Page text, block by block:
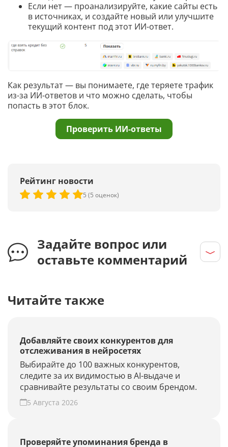
Если нет — проанализируйте, какие сайты есть
в источниках, и создайте новый или улучшите
текущий контент под этот ИИ-ответ.
Как результат — вы понимаете, где теряете трафик
из-за ИИ-ответов и что можно сделать, чтобы
попасть в этот блок.
Проверить ИИ-ответы
Рейтинг новости
5 (5 оценок)
Задайте вопрос или
оставьте комментарий
Читайте также
Добавляйте своих конкурентов для
отслеживания в нейросетях
Выбирайте до 100 важных конкурентов,
следите за их видимостью в AI-выдаче и
сравнивайте результаты со своим брендом.
5 Августа 2026
Проверяйте упоминания бренда в